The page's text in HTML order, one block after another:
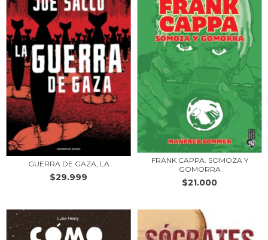
GUERRA DE GAZA, LA
$29.999
FRANK CAPPA. SOMOZA Y
GOMORRA
$21.000